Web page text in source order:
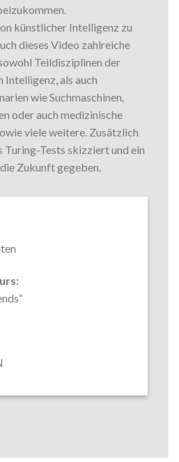
künstlicher Intelligenz zu
dieses Video zahlreiche
Teildisziplinen der
Intelligenz, als auch
wie Suchmaschinen,
oder auch medizinische
viele weitere. Zusätzlich
Turing-Tests skizziert und ein
Zukunft gegeben.